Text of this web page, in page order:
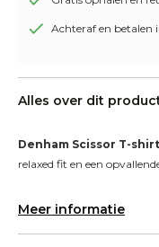
Achteraf en betalen
Alles over dit
Denham Scissor T-shirt
relaxed fit en een
Meer informatie